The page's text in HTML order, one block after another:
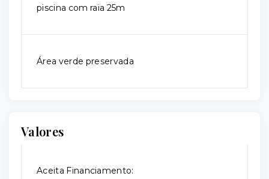
piscina com raia 25m
Área verde preservada
Valores
Aceita Financiamento: